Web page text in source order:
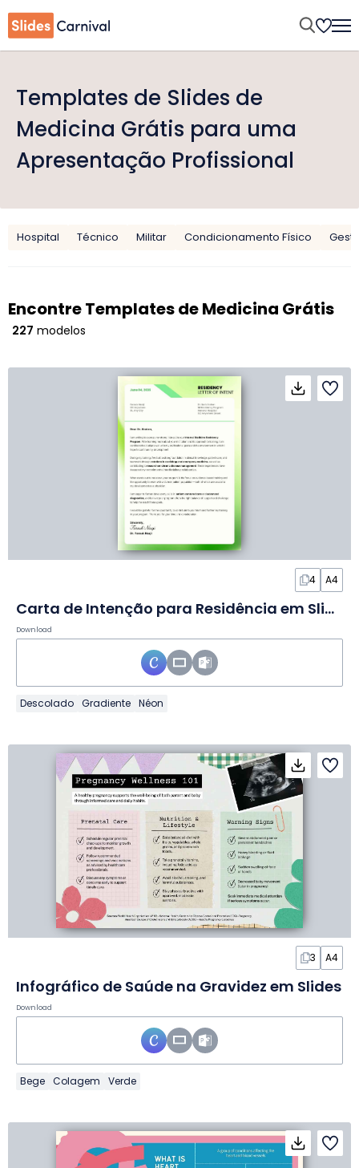
Templates de Slides de
Medicina Grátis para uma
Apresentação Profissional
Hospital Técnico Militar Condicionamento Físico
Encontre Templates de Medicina Grátis
227 modelos
4 A4
Carta de Intenção para Residência em Slides
Download
Descolado Gradiente Néon
3 A4
Infográfico de Saúde na Gravidez em Slides
Download
Bege Colagem Verde